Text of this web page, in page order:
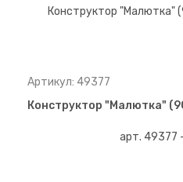
Артикул: 49377
Конструктор "Малютка"